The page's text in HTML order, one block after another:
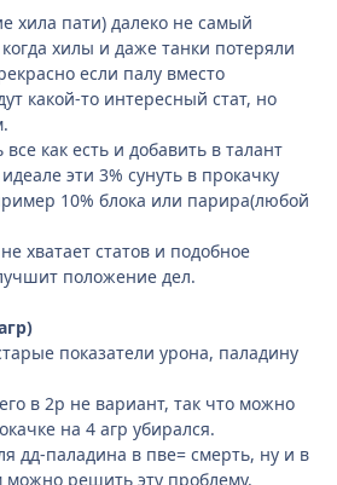
хила пати) далеко не самый
хилы и даже танки потеряли
если палу вместо
какой-то интересный стат, но
все как есть и добавить в талант
эти 3% сунуть в прокачку
10% блока или парира(любой
хватает статов и подобное
положение дел.
показатели урона, паладину
в 2р не вариант, так что можно
на 4 агр убирался.
дд-паладина в пве= смерть, ну и в
можно решить эту проблему.